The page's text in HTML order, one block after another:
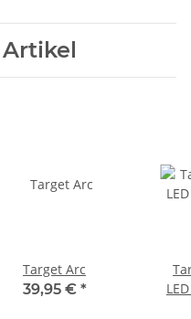
Target Arc
39,95 € *